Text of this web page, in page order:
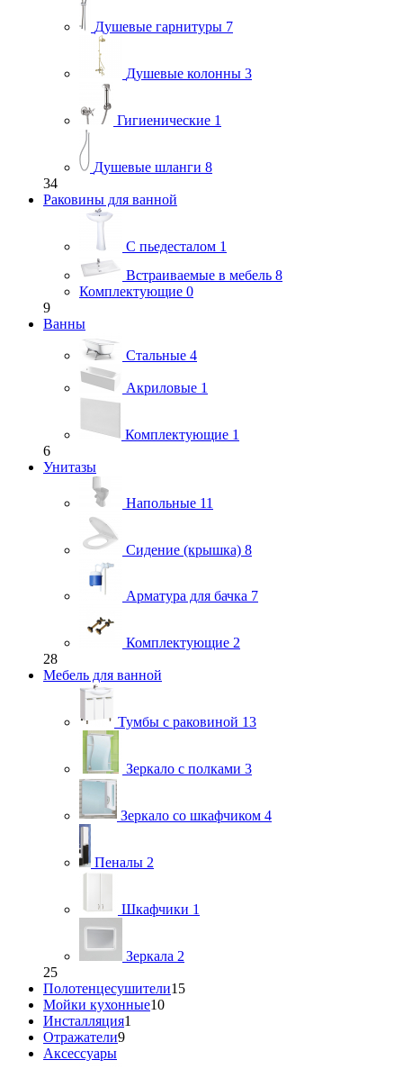
Душевые гарнитуры 7
Душевые колонны 3
Гигиенические 1
Душевые шланги 8
34
Раковины для ванной
С пьедесталом 1
Встраиваемые в мебель 8
Комплектующие 0
9
Ванны
Стальные 4
Акриловые 1
Комплектующие 1
6
Унитазы
Напольные 11
Сидение (крышка) 8
Арматура для бачка 7
Комплектующие 2
28
Мебель для ванной
Тумбы с раковиной 13
Зеркало с полками 3
Зеркало со шкафчиком 4
Пеналы 2
Шкафчики 1
Зеркала 2
25
Полотенцесушители15
Мойки кухонные10
Инсталляция1
Отражатели9
Аксессуары